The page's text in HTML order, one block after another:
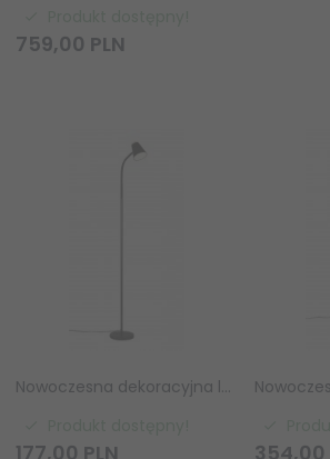
759,00 PLN
Nowoczesna dekoracyjna lampa podłogowa LED czarna minimalistyczna klasyczna metalowa drewniany dekor PONGO R45831102 Rl
177,00 PLN 354,00